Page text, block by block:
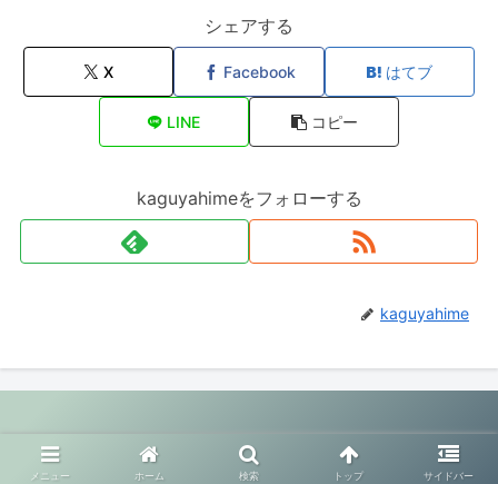
シェアする
X Facebook はてブ
LINE コピー
kaguyahimeをフォローする
kaguyahime
© 2020 幸せ夫婦生活.
メニュー ホーム 検索 トップ サイドバー